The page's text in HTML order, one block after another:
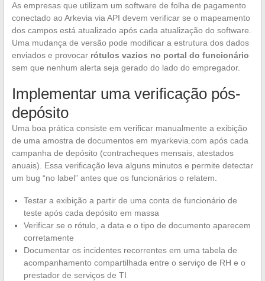
As empresas que utilizam um software de folha de pagamento
conectado ao Arkevia via API devem verificar se o mapeamento
dos campos está atualizado após cada atualização do software.
Uma mudança de versão pode modificar a estrutura dos dados
enviados e provocar rótulos vazios no portal do funcionário
sem que nenhum alerta seja gerado do lado do empregador.
Implementar uma verificação pós-
depósito
Uma boa prática consiste em verificar manualmente a exibição
de uma amostra de documentos em myarkevia.com após cada
campanha de depósito (contracheques mensais, atestados
anuais). Essa verificação leva alguns minutos e permite detectar
um bug “no label” antes que os funcionários o relatem.
Testar a exibição a partir de uma conta de funcionário de
teste após cada depósito em massa
Verificar se o rótulo, a data e o tipo de documento aparecem
corretamente
Documentar os incidentes recorrentes em uma tabela de
acompanhamento compartilhada entre o serviço de RH e o
prestador de serviços de TI